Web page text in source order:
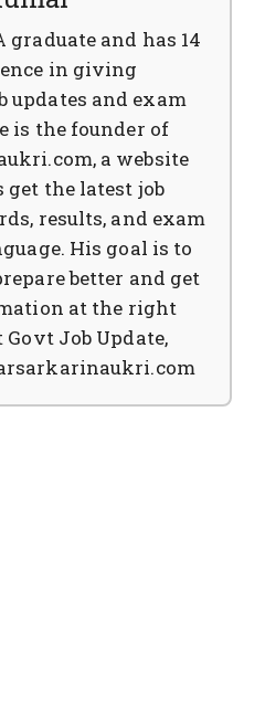
graduate and has 14
in giving
updates and exam
is the founder of
a website
get the latest job
results, and exam
His goal is to
better and get
at the right
Job Update,